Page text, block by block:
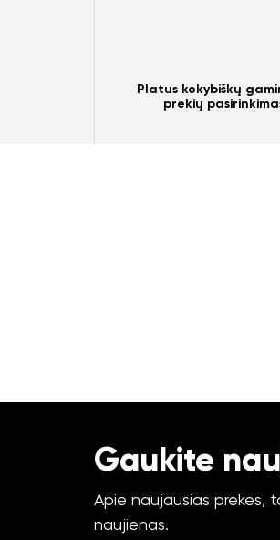
Platus kokybiškų
prekių
Gaukite
Apie naujausias prekes,
naujienas.